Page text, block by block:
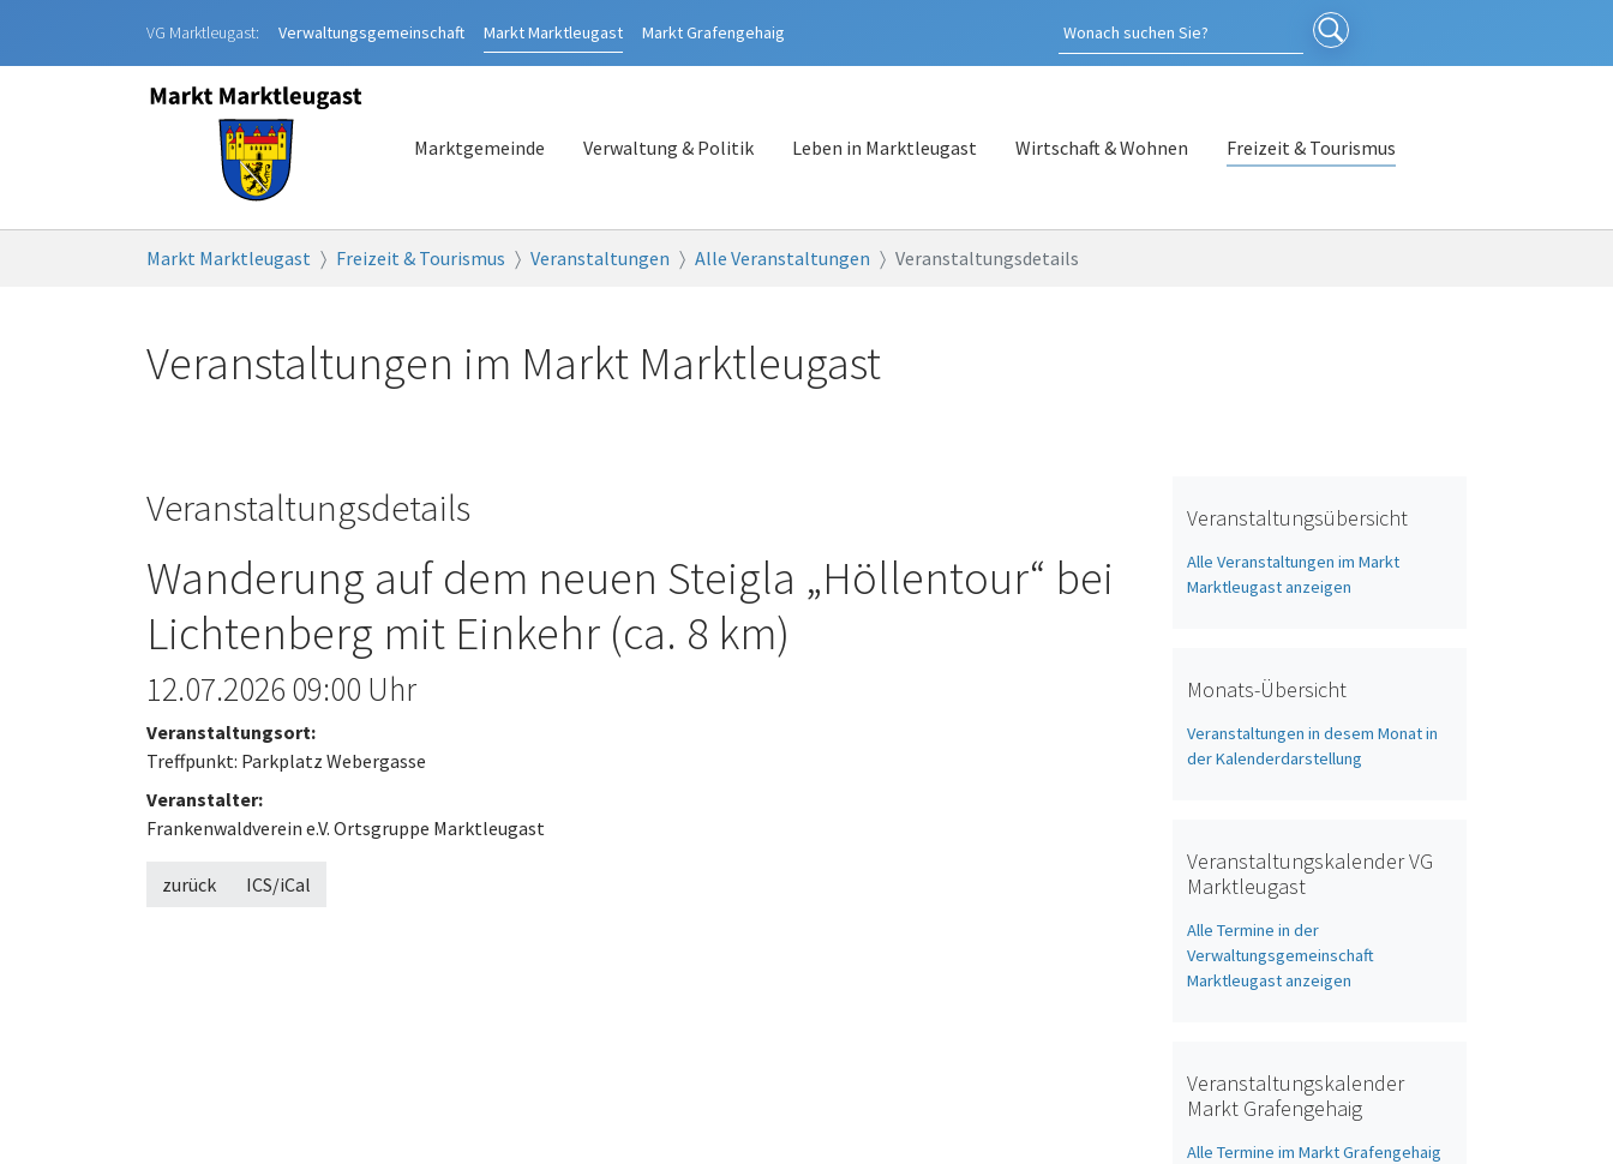
VG Marktleugast: Verwaltungsgemeinschaft MarktMarktleugast MarktGrafengehaig
Marktgemeinde Verwaltung & Politik Leben in Marktleugast Wirtschaft & Wohnen Freizeit & Tourismus
Markt Marktleugast Freizeit & Tourismus Veranstaltungen Alle Veranstaltungen Veranstaltungsdetails
Veranstaltungen im Markt Marktleugast
Veranstaltungsdetails
Wanderung auf dem neuen Steigla „Höllentour“ bei
Lichtenberg mit Einkehr (ca. 8 km)
12.07.2026 09:00 UhrOffenes Ende
Veranstaltungsort:
Treffpunkt: Parkplatz Webergasse
Veranstalter:
Frankenwaldverein e.V. Ortsgruppe Marktleugast
zurück ICS/iCal
Veranstaltungsübersicht
Alle Veranstaltungen im Markt
Marktleugast anzeigen
Monats-Übersicht
Veranstaltungen in desem Monat in
der Kalenderdarstellung
Veranstaltungskalender VG
Marktleugast
Alle Termine in der
Verwaltungsgemeinschaft
Marktleugast anzeigen
Veranstaltungskalender
Markt Grafengehaig
Alle Termine im Markt Grafengehaig